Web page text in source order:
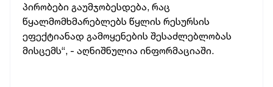
პირობები გაუმჯობესდება, რაც
წყალმომხმარებლებს წყლის რესურსის
ეფექტიანად გამოყენების შესაძლებლობას
მისცემს“, - აღნიშნულია ინფორმაციაში.